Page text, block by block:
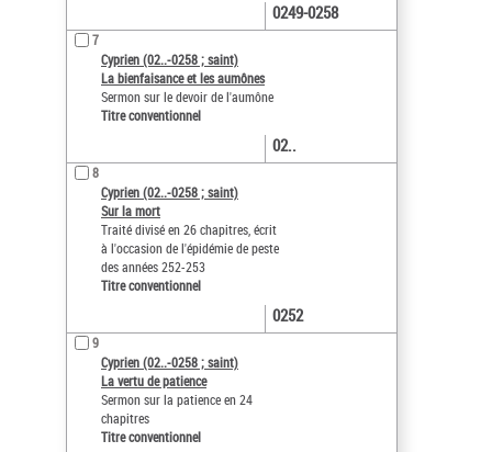
0249-0258
7
Cyprien (02..-0258 ; saint)
La bienfaisance et les aumônes
Sermon sur le devoir de l'aumône
Titre conventionnel
02..
8
Cyprien (02..-0258 ; saint)
Sur la mort
Traité divisé en 26 chapitres, écrit
à l'occasion de l'épidémie de peste
des années 252-253
Titre conventionnel
0252
9
Cyprien (02..-0258 ; saint)
La vertu de patience
Sermon sur la patience en 24
chapitres
Titre conventionnel